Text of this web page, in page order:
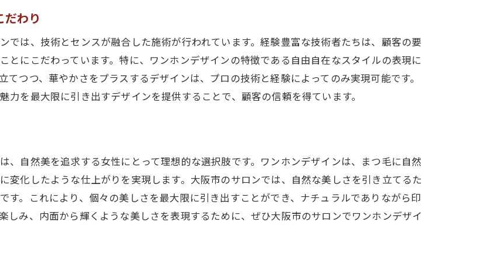
でのワンホンデザインの成功ストーリー
美を引き出すワンホンデザインの技
デザインが叶える理想の目元
選ばれるワンホンデザインの理由
求するワンホンデザインのプロセス
デザインで感じる大阪市の新たな美
を彩るワンホンデザインの魅力
デザインで見つける大阪市の美の秘密
デザインで開く大阪市の新たな扉
デザインがもたらす大阪市の変化
わり
では、技術とセンスが融合した施術が行われています。経験豊富な技術者たちは、顧客の要
にこだわっています。特に、ワンホンデザインの特徴である自由自在なスタイルの表現に
つつ、華やかさをプラスするデザインは、プロの技術と経験によってのみ実現可能です。
を最大限に引き出すデザインを提供することで、顧客の信頼を得ています。
、自然美を追求する女性にとって理想的な選択肢です。ワンホンデザインは、まつ毛に自然
変化したような仕上がりを実現します。大阪市のサロンでは、自然な美しさを引き立てるた
。これにより、個々の美しさを最大限に引き出すことができ、ナチュラルでありながら印
しみ、内面から輝くような美しさを表現するために、ぜひ大阪市のサロンでワンホンデザイ